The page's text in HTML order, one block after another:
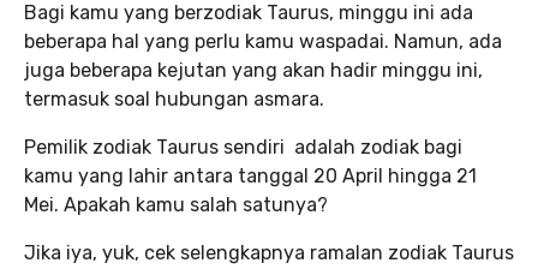
Bagi kamu yang berzodiak Taurus, minggu ini ada
beberapa hal yang perlu kamu waspadai. Namun, ada
juga beberapa kejutan yang akan hadir minggu ini,
termasuk soal hubungan asmara.
Pemilik zodiak Taurus sendiri adalah zodiak bagi
kamu yang lahir antara tanggal 20 April hingga 21
Mei. Apakah kamu salah satunya?
Jika iya, yuk, cek selengkapnya ramalan zodiak Taurus